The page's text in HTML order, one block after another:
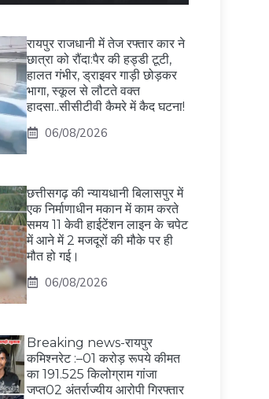
रायपुर राजधानी में तेज रफ्तार कार ने
छात्रा को रौंदा:पैर की हड्डी टूटी,
हालत गंभीर, ड्राइवर गाड़ी छोड़कर
भागा, स्कूल से लौटते वक्त
हादसा..सीसीटीवी कैमरे में कैद घटना!
06/08/2026
छत्तीसगढ़ की न्यायधानी बिलासपुर में
एक निर्माणाधीन मकान में काम करते
समय 11 केवी हाईटेंशन लाइन के चपेट
में आने में 2 मजदूरों की मौके पर ही
मौत हो गई।
06/08/2026
Breaking news-रायपुर
कमिश्नरेट :–01 करोड़ रूपये कीमत
का 191.525 किलोग्राम गांजा
जप्त02 अंतर्राज्यीय आरोपी गिरफ्तार